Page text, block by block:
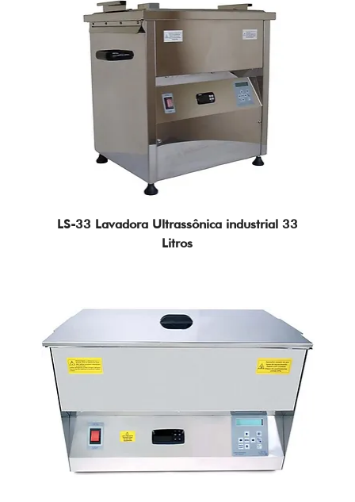
LS-33 Lavadora Ultrassônica industrial 33
Litros